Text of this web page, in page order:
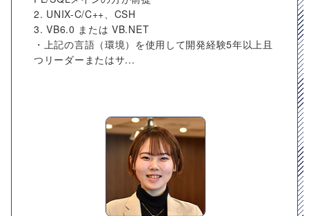
2. UNIX-C/C++、CSH
3. VB6.0 または VB.NET
・上記の言語（環境）を使用して開発経験5年以上且
つリーダーまたはサ...